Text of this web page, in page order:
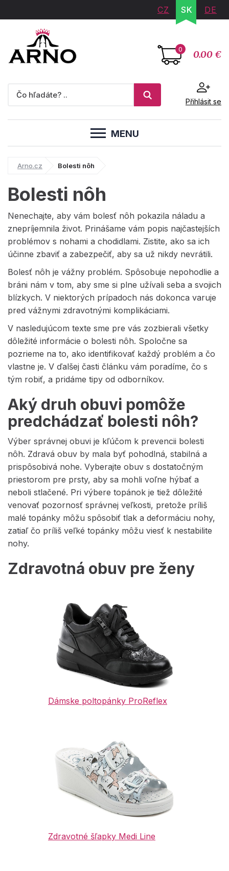
CZ SK DE
0 0.00 €
Přihlásit se
MENU
Arno.cz Bolesti nôh
Bolesti nôh
Nenechajte, aby vám bolesť nôh pokazila náladu a
znepríjemnila život. Prinášame vám popis najčastejších
problémov s nohami a chodidlami. Zistite, ako sa ich
účinne zbaviť a zabezpečiť, aby sa už nikdy nevrátili.
Bolesť nôh je vážny problém. Spôsobuje nepohodlie a
bráni nám v tom, aby sme si plne užívali seba a svojich
blízkych. V niektorých prípadoch nás dokonca varuje
pred vážnymi zdravotnými komplikáciami.
V nasledujúcom texte sme pre vás zozbierali všetky
dôležité informácie o bolesti nôh. Spoločne sa
pozrieme na to, ako identifikovať každý problém a čo
vlastne je. V ďalšej časti článku vám poradíme, čo s
tým robiť, a pridáme tipy od odborníkov.
Aký druh obuvi pomôže
predchádzať bolesti nôh?
Výber správnej obuvi je kľúčom k prevencii bolesti
nôh. Zdravá obuv by mala byť pohodlná, stabilná a
prispôsobivá nohe. Vyberajte obuv s dostatočným
priestorom pre prsty, aby sa mohli voľne hýbať a
neboli stlačené. Pri výbere topánok je tiež dôležité
venovať pozornosť správnej veľkosti, pretože príliš
malé topánky môžu spôsobiť tlak a deformáciu nohy,
zatiaľ čo príliš veľké topánky môžu viesť k nestabilite
nohy.
Zdravotná obuv pre ženy
Dámske poltopánky ProReflex
Zdravotné šľapky Medi Line